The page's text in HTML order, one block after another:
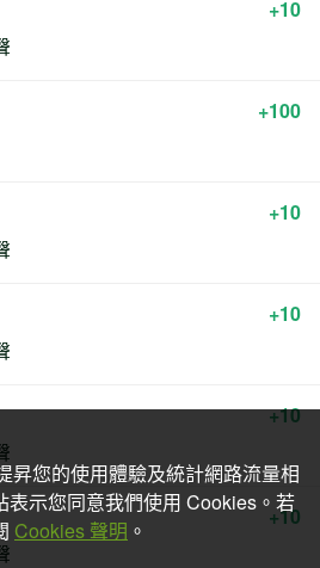
+10
+100
+10
+10
+10
+10
昇您的使用體驗及統計網路流量相
表示您同意我們使用 Cookies。若
Cookies 聲明 。